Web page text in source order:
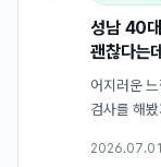
성남 40
괜찮다는
어지러운
검사를 해
마트나 지
느낌이 들
2026.07.01